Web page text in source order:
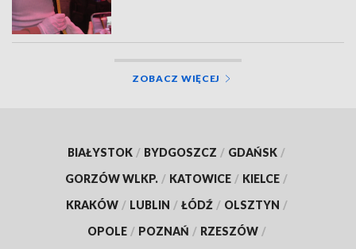
ZOBACZ WIĘCEJ
BIAŁYSTOK / BYDGOSZCZ / GDAŃSK /
GORZÓW WLKP. / KATOWICE / KIELCE /
KRAKÓW / LUBLIN / ŁÓDŹ / OLSZTYN /
OPOLE / POZNAŃ / RZESZÓW /